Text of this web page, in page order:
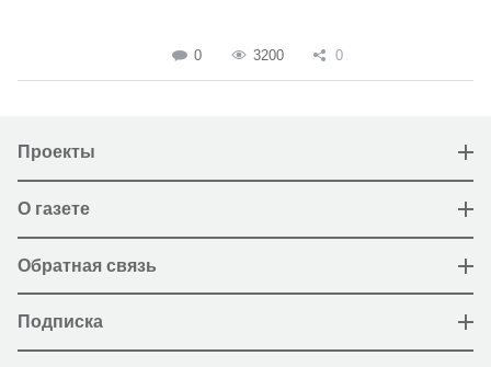
0 3200 0
Проекты
О газете
Обратная связь
Подписка